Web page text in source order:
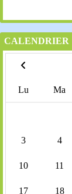
CALENDRIER
Lu Ma
3 4
10 11
17 18